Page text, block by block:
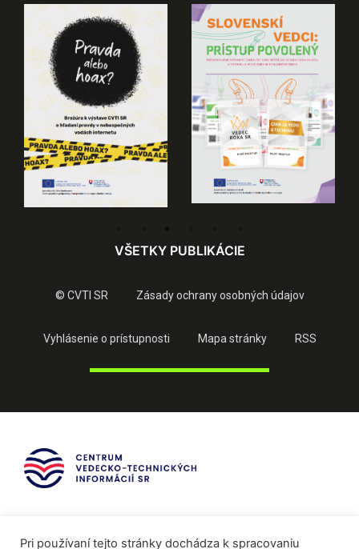
VŠETKY PUBLIKÁCIE
© CVTI SR Zásady ochrany osobných údajov
Vyhlásenie o prístupnosti Mapa stránky RSS
Pri používaní tejto stránky dochádza k spracovaniu